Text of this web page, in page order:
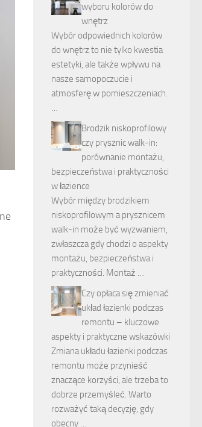
wyboru kolorów do
wnętrz
Wybór odpowiednich kolorów
do wnętrz to nie tylko kwestia
estetyki, ale także wpływu na
nasze samopoczucie i
atmosferę w pomieszczeniach.
…
Brodzik niskoprofilowy
czy prysznic walk-in:
porównanie montażu,
bezpieczeństwa i praktyczności
w łazience
Wybór między brodzikiem
niskoprofilowym a prysznicem
walk-in może być wyzwaniem,
zwłaszcza gdy chodzi o aspekty
montażu, bezpieczeństwa i
praktyczności. Montaż …
Czy opłaca się zmieniać
układ łazienki podczas
remontu – kluczowe
aspekty i praktyczne wskazówki
Zmiana układu łazienki podczas
remontu może przynieść
znaczące korzyści, ale trzeba to
dobrze przemyśleć. Warto
rozważyć taką decyzję, gdy
obecny …